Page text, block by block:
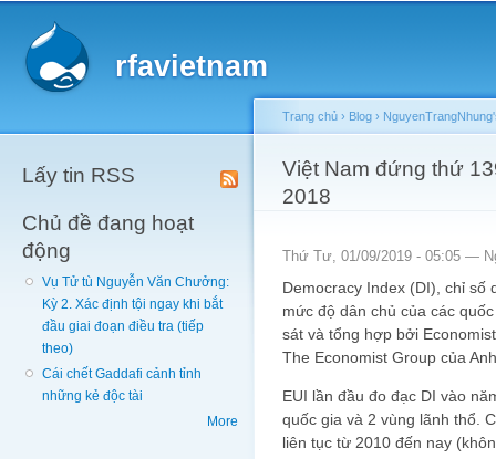
rfavietnam
Lấy tin RSS
Chủ đề đang hoạt
động
Vụ Tử tù Nguyễn Văn Chưởng:
Kỳ 2. Xác định tội ngay khi bắt
đầu giai đoạn điều tra (tiếp
theo)
Cái chết Gaddafi cảnh tỉnh
những kẻ độc tài
More
You are here
Trang chủ › Blog ›
Việt Nam đứng thứ
2018
Thứ Tư, 01/09/2019 - 05:05 —
Democracy Index (DI), chỉ số
mức độ dân chủ của các
sát và tổng hợp bởi
The Economist Group của
EUI lần đầu đo đạc DI vào
quốc gia và 2 vùng lãnh thổ.
liên tục từ 2010 đến nay